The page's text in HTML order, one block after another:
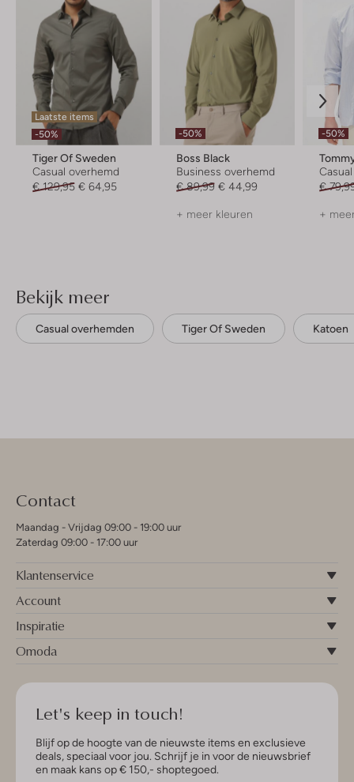
Laatste items
-50%
Tiger Of Sweden
Casual overhemd
€ 129,95 € 64,95
-50%
Boss Black
Business overhemd
€ 89,99 € 44,99
+ meer kleuren
-50%
€
+
Bekijk meer
Casual overhemden Tiger Of Sweden Katoen
Contact
Maandag - Vrijdag 09:00 - 19:00 uur
Zaterdag 09:00 - 17:00 uur
Klantenservice
Account
Inspiratie
Omoda
Let's keep in touch!
Blijf op de hoogte van de nieuwste items en exclusieve
deals, speciaal voor jou. Schrijf je in voor de nieuwsbrief
en maak kans op € 150,- shoptegoed.